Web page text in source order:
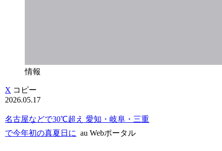
情報
X コピー
2026.05.17
名古屋などで30℃超え 愛知・岐阜・三重
で今年初の真夏日に au Webポータル